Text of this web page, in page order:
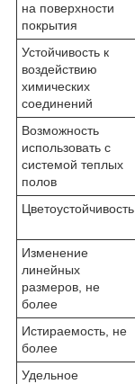
на поверхности
покрытия
Устойчивость к
воздействию
химических
соединений
Возможность
использовать с
системой теплых
полов
Цветоустойчивость
Изменение
линейных
размеров, не
более
Истираемость, не
более
Удельное